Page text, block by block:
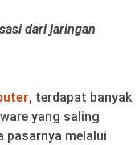
dari jaringan
, terdapat banyak
yang saling
pasarnya melalui